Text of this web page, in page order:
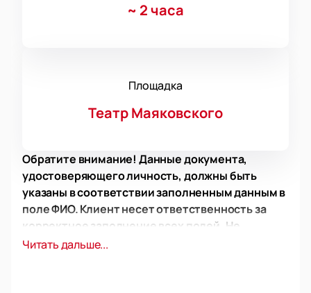
~ 2 часа
Площадка
Театр Маяковского
Обратите внимание! Данные документа,
удостоверяющего личность, должны быть
указаны в соответствии заполненным данным в
поле ФИО. Клиент несет ответственность за
корректное заполнение всех полей. Не
забудьте взять документ с собой!
Читать дальше...